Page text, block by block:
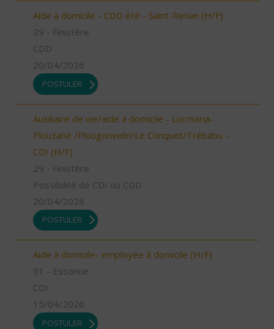
Aide à domicile - CDD été - Saint-Renan (H/F)
29 - Finistère
CDD
20/04/2026
POSTULER
Auxiliaire de vie/aide à domicile - Locmaria-
Plouzané /Plougonvelin/Le Conquet/Trébabu -
CDI (H/F)
29 - Finistère
Possibilité de CDI ou CDD
20/04/2026
POSTULER
Aide à domicile- employée à domicile (H/F)
91 - Essonne
CDI
15/04/2026
POSTULER